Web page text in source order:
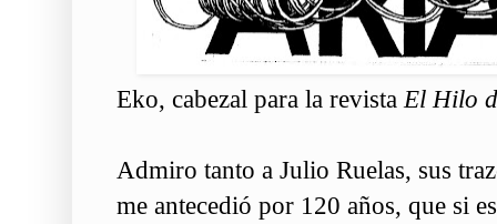
Eko, cabezal para la revista El Hilo
Admiro tanto a Julio Ruelas, sus
me antecedió por 120 años, que si